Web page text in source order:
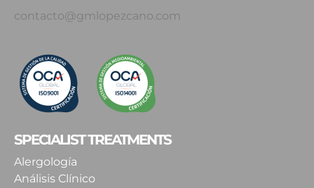
contacto@gmlopezcano.com
SPECIALIST TREATMENTS
Alergología
Análisis Clínico